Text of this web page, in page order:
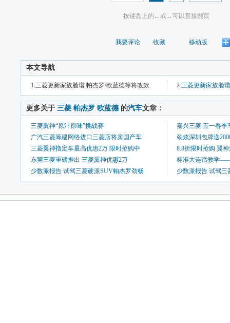
按键盘上的←或→可以直接翻页
我要评论 收藏 移动版
本文导航
1.三菱更新家族脸谱 帕杰罗/欧蓝德等将改款 2.三菱更新家族脸
更多关于 三菱 帕杰罗 欧蓝德 的汽车文章：
三菱翼神“原汁原味”挑战赛
嘉兴三菱 五一春季
广汽三菱筹建网络进口三菱店将卖国产车
劲炫深圳包牌送
三菱翼神指定车最高优惠2万 限时抢购中
8.8折限时抢购 翼
东莞三菱重磅推出 三菱翼神优惠2万
标准大连话教学
少数派报告 试驾三菱硬派SUV帕杰罗劲畅
少数派报告 试驾